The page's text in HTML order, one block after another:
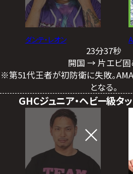
ダンテ・レオン
23分37秒
開国 → 片エビ固
※第51代王者が初防衛に失敗。
となる。
GHCジュニア・ヘビー級タ